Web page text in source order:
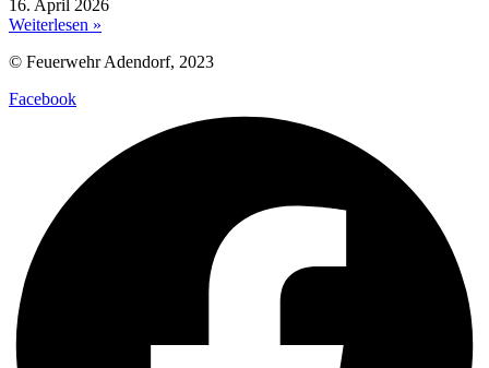
16. April 2026
Weiterlesen »
© Feuerwehr Adendorf, 2023
Facebook